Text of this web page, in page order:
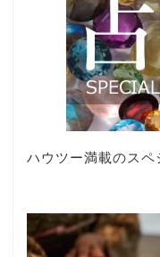
ハウツー満載のスペ